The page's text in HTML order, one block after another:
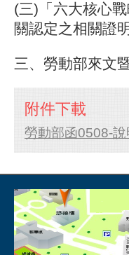
(三)「六大核心
關認定之相關證
三、勞動部來文
附件下載
勞動部函0508-